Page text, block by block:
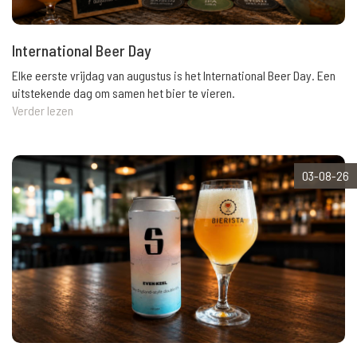
International Beer Day
Elke eerste vrijdag van augustus is het International Beer Day. Een
uitstekende dag om samen het bier te vieren.
Verder lezen
03-08-26